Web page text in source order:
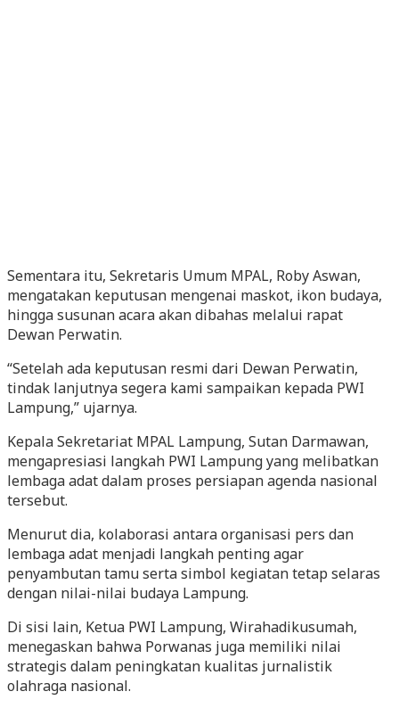
Sementara itu, Sekretaris Umum MPAL, Roby Aswan,
mengatakan keputusan mengenai maskot, ikon budaya,
hingga susunan acara akan dibahas melalui rapat
Dewan Perwatin.
“Setelah ada keputusan resmi dari Dewan Perwatin,
tindak lanjutnya segera kami sampaikan kepada PWI
Lampung,” ujarnya.
Kepala Sekretariat MPAL Lampung, Sutan Darmawan,
mengapresiasi langkah PWI Lampung yang melibatkan
lembaga adat dalam proses persiapan agenda nasional
tersebut.
Menurut dia, kolaborasi antara organisasi pers dan
lembaga adat menjadi langkah penting agar
penyambutan tamu serta simbol kegiatan tetap selaras
dengan nilai-nilai budaya Lampung.
Di sisi lain, Ketua PWI Lampung, Wirahadikusumah,
menegaskan bahwa Porwanas juga memiliki nilai
strategis dalam peningkatan kualitas jurnalistik
olahraga nasional.